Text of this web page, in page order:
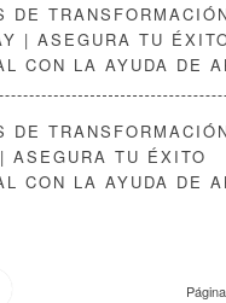
DE
| ASEGURA TU
CON LA AYUDA DE
DE
ASEGURA TU ÉXITO
CON LA AYUDA DE